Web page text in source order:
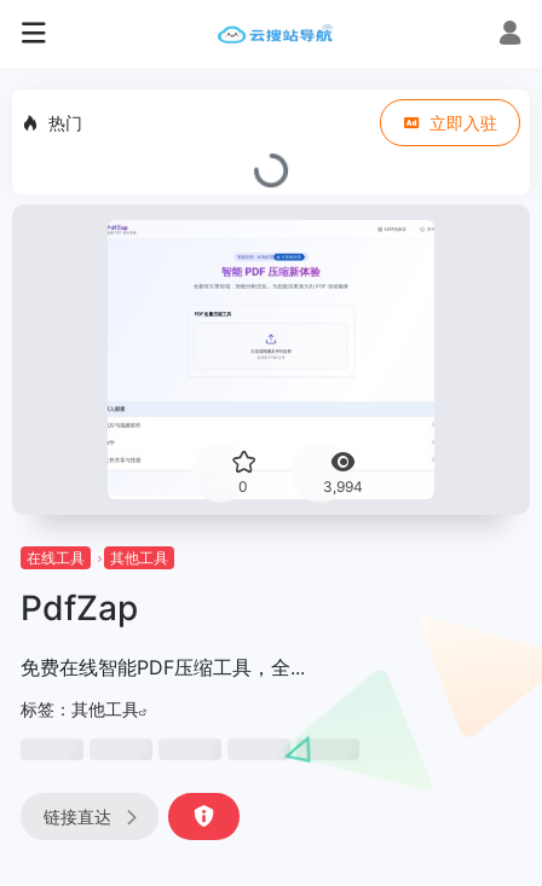
热门 立即入驻
0 3,994
在线工具 其他工具
PdfZap
免费在线智能PDF压缩工具，全...
标签： 其他工具
链接直达